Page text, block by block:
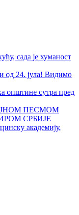
сада је хуманост
од 24. јула! Видимо
општине сутра пред
ПЕСМОМ
СРБИЈЕ
академију,